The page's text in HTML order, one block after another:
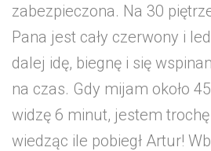
zabezpieczona. Na 30
Pana jest cały czerwony i
dalej idę, biegnę i się
na czas. Gdy mijam około
widzę 6 minut, jestem trochę
wiedząc ile pobiegł Artur!